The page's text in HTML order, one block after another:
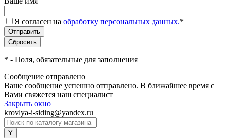
Я согласен на обработку персональных данных.*
* - Поля, обязательные для заполнения
Сообщение отправлено
Ваше сообщение успешно отправлено. В ближайшее время с
Вами свяжется наш специалист
Закрыть окно
krovlya-i-siding@yandex.ru